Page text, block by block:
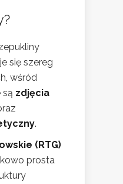
się szereg
wśród
są zdjęcia
.
(RTG)
prosta